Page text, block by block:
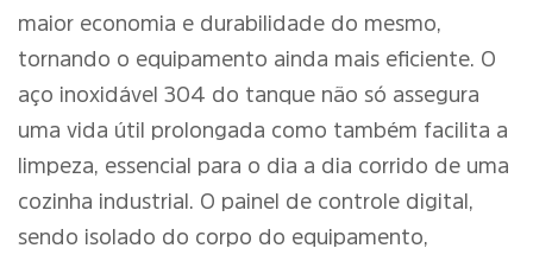
maior economia e durabilidade do mesmo,
tornando o equipamento ainda mais eficiente. O
aço inoxidável 304 do tanque não só assegura
uma vida útil prolongada como também facilita a
limpeza, essencial para o dia a dia corrido de uma
cozinha industrial. O painel de controle digital,
sendo isolado do corpo do equipamento,